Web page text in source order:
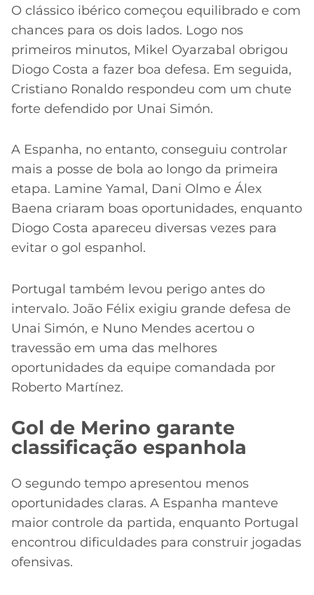
O clássico ibérico começou equilibrado e com
chances para os dois lados. Logo nos
primeiros minutos, Mikel Oyarzabal obrigou
Diogo Costa a fazer boa defesa. Em seguida,
Cristiano Ronaldo respondeu com um chute
forte defendido por Unai Simón.
A Espanha, no entanto, conseguiu controlar
mais a posse de bola ao longo da primeira
etapa. Lamine Yamal, Dani Olmo e Álex
Baena criaram boas oportunidades, enquanto
Diogo Costa apareceu diversas vezes para
evitar o gol espanhol.
Portugal também levou perigo antes do
intervalo. João Félix exigiu grande defesa de
Unai Simón, e Nuno Mendes acertou o
travessão em uma das melhores
oportunidades da equipe comandada por
Roberto Martínez.
Gol de Merino garante
classificação espanhola
O segundo tempo apresentou menos
oportunidades claras. A Espanha manteve
maior controle da partida, enquanto Portugal
encontrou dificuldades para construir jogadas
ofensivas.